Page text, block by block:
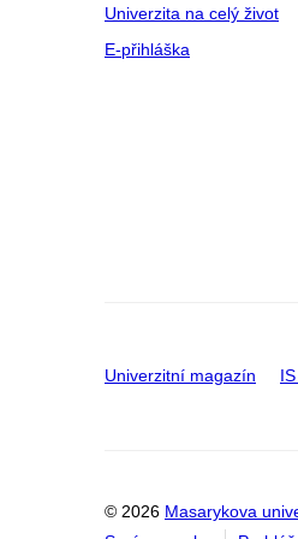
Univerzita na celý život
E-přihláška
Univerzitní magazín
© 2026 Masarykova